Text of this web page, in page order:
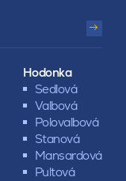
Hodonka
Sedlová
Valbová
Polovalbová
Stanová
Mansardová
Pultová